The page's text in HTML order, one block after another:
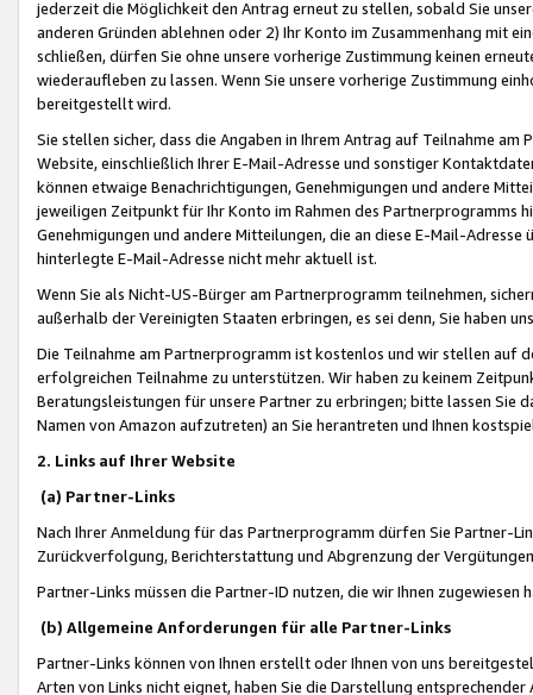
jederzeit die Möglichkeit den Antrag erneut zu stellen, sobald Sie
anderen Gründen ablehnen oder 2) Ihr Konto im Zusammenhang mit
schließen, dürfen Sie ohne unsere vorherige Zustimmung keinen
wiederaufleben zu lassen. Wenn Sie unsere vorherige Zustimmung
bereitgestellt wird.
Sie stellen sicher, dass die Angaben in Ihrem Antrag auf Teilnahme
Website, einschließlich Ihrer E-Mail-Adresse und sonstiger
können etwaige Benachrichtigungen, Genehmigungen und andere
jeweiligen Zeitpunkt für Ihr Konto im Rahmen des Partnerprogramms
Genehmigungen und andere Mitteilungen, die an diese E-Mail-
hinterlegte E-Mail-Adresse nicht mehr aktuell ist.
Wenn Sie als Nicht-US-Bürger am Partnerprogramm teilnehmen,
außerhalb der Vereinigten Staaten erbringen, es sei denn, Sie haben
Die Teilnahme am Partnerprogramm ist kostenlos und wir stellen auf
erfolgreichen Teilnahme zu unterstützen. Wir haben zu keinem
Beratungsleistungen für unsere Partner zu erbringen; bitte lassen Sie
Namen von Amazon aufzutreten) an Sie herantreten und Ihnen
2. Links auf Ihrer Website
(a) Partner-Links
Nach Ihrer Anmeldung für das Partnerprogramm dürfen Sie Partner-
Zurückverfolgung, Berichterstattung und Abgrenzung der
Partner-Links müssen die Partner-ID nutzen, die wir Ihnen zugewiesen
(b) Allgemeine Anforderungen für alle Partner-Links
Partner-Links können von Ihnen erstellt oder Ihnen von uns
Arten von Links nicht eignet, haben Sie die Darstellung